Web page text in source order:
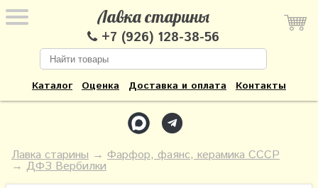
Лавка старины
+7 (926) 128-38-56
Каталог Оценка Доставка и оплата Контакты
Лавка старины → Фарфор, фаянс, керамика СССР
→ ДФЗ Вербилки